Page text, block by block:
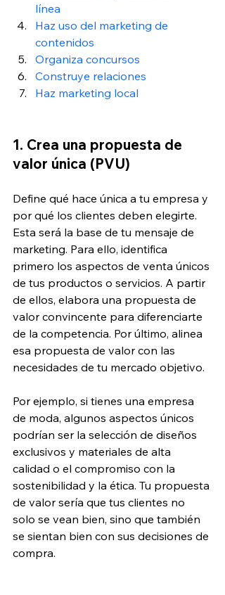
línea
Haz uso del marketing de
contenidos
Organiza concursos
Construye relaciones
Haz marketing local
1. Crea una propuesta de
valor única (PVU)
Define qué hace única a tu empresa y
por qué los clientes deben elegirte.
Esta será la base de tu mensaje de
marketing. Para ello, identifica
primero los aspectos de venta únicos
de tus productos o servicios. A partir
de ellos, elabora una propuesta de
valor convincente para diferenciarte
de la competencia. Por último, alinea
esa propuesta de valor con las
necesidades de tu mercado objetivo.
Por ejemplo, si tienes una empresa
de moda, algunos aspectos únicos
podrían ser la selección de diseños
exclusivos y materiales de alta
calidad o el compromiso con la
sostenibilidad y la ética. Tu propuesta
de valor sería que tus clientes no
solo se vean bien, sino que también
se sientan bien con sus decisiones de
compra.